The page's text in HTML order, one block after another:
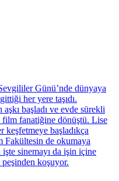
Günü’nde dünyaya
her yere taşıdı.
başladı ve evde sürekli
fanatiğine dönüştü. Lise
keşfetmeye başladıkça
Fakültesin de okumaya
işte sinemayı da işin içine
koşuyor.